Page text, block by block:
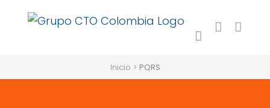
Saltar
Inicio > PQRS